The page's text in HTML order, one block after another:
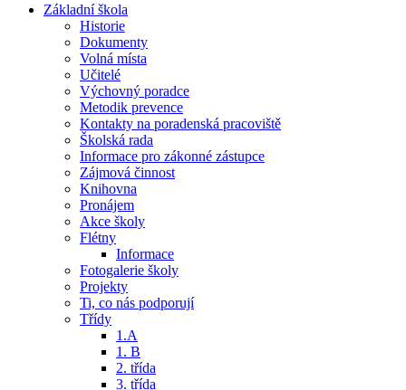
Základní škola
Historie
Dokumenty
Volná místa
Učitelé
Výchovný poradce
Metodik prevence
Kontakty na poradenská pracoviště
Školská rada
Informace pro zákonné zástupce
Zájmová činnost
Knihovna
Pronájem
Akce školy
Flétny
Informace
Fotogalerie školy
Projekty
Ti, co nás podporují
Třídy
1.A
1. B
2. třída
3. třída